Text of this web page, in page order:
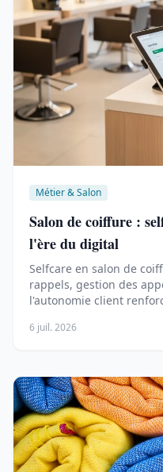
Métier & Salon
Salon de coiffure :
l'ère du digital
Selfcare en salon de
rappels, gestion des
l'autonomie client
6 juil. 2026